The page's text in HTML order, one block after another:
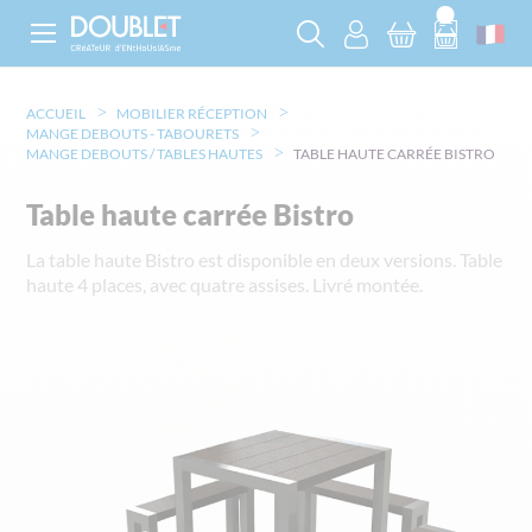
ACCUEIL
MOBILIER RÉCEPTION
MANGE DEBOUTS - TABOURETS
MANGE DEBOUTS / TABLES HAUTES
TABLE HAUTE CARRÉE BISTRO
Table haute carrée Bistro
La table haute Bistro est disponible en deux versions. Table
haute 4 places, avec quatre assises. Livré montée.